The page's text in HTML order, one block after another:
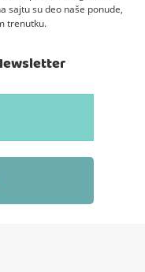
sajtu su deo naše ponude,
trenutku.